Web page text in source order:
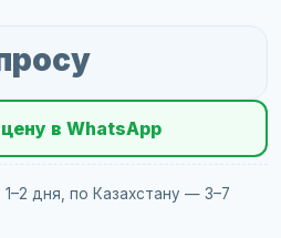
в WhatsApp
дня, по Казахстану — 3–7